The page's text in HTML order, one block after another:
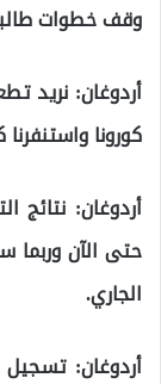
وقف خطوات
أردوغان: نريد
كورونا
أردوغان: نتائج
حتى الآن وربما
الجاري.